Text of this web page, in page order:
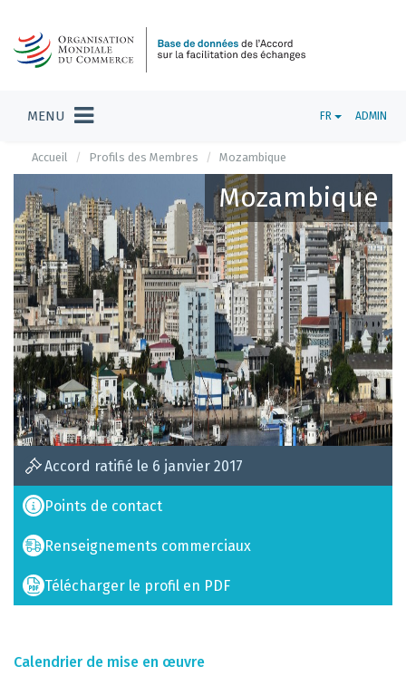
MENU FR ADMIN
Accueil Profils des Membres Mozambique
Mozambique
Accord ratifié le 6 janvier 2017
Points de contact
Renseignements commerciaux
Télécharger le profil en PDF
Calendrier de mise en œuvre